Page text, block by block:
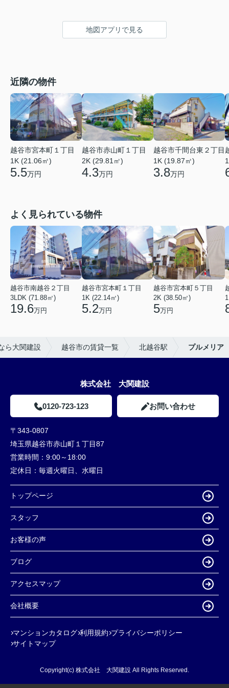
地図アプリで見る
近隣の物件
越谷市宮本町１丁目
1K (21.06㎡)
5.5万円
越谷市赤山町１丁目
2K (29.81㎡)
4.3万円
越谷市千間台東２丁目
1K (19.87㎡)
3.8万円
よく見られている物件
越谷市南越谷２丁目
3LDK (71.88㎡)
19.6万円
越谷市宮本町１丁目
1K (22.14㎡)
5.2万円
越谷市宮本町５丁目
2K (38.50㎡)
5万円
ら大関建設 越谷市の賃貸一覧 北越谷駅 プルメリア
株式会社 大関建設
0120-723-123 お問い合わせ
〒343-0807
埼玉県越谷市赤山町１丁目87
営業時間： 9:00～18:00
定休日： 毎週火曜日、水曜日
トップページ
スタッフ
お客様の声
ブログ
アクセスマップ
会社概要
マンションカタログ 利用規約 プライバシーポリシー
サイトマップ
Copyright(c) 株式会社 大関建設 All Rights Reserved.